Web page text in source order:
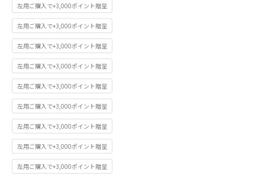
左用ご購入で+3,000ポイント贈呈
左用ご購入で+3,000ポイント贈呈
左用ご購入で+3,000ポイント贈呈
左用ご購入で+3,000ポイント贈呈
左用ご購入で+3,000ポイント贈呈
左用ご購入で+3,000ポイント贈呈
左用ご購入で+3,000ポイント贈呈
左用ご購入で+3,000ポイント贈呈
左用ご購入で+3,000ポイント贈呈